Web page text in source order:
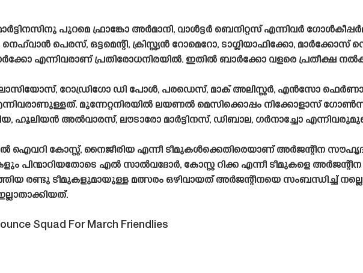
പുറമെ ഫ്രാങ്കോ അർമാനി, വാൾട്ടർ ബെനിറ്റസ് എന്നിവർ
പെരസ്, ഒട്ടമെന്റി, ക്രിസ്റ്റ്യൻ റോമെറോ, ടാഗ്ലിയാഫിക്കോ,
എന്നിവരാണ് പ്രതിരോധനിരയിൽ. ഇതിൽ ബാർക്കോ വളരെ പ്രതീക്ഷ
റോഡ്രിഗോ ഡി പോൾ, പരഡെസ്, മാക് അലിസ്റ്റർ, എൻസോ
മുന്നേറ്റനിരയിൽ ലയണൽ മെസിക്കൊപ്പം നിക്കോളാസ്
ഹൂലിയൻ അൽവാരസ്, ലൗടാരോ മാർട്ടിനസ്, ഡിബാല, ഗർനാച്ചോ
ഐവറി കോസ്റ്റ്, നൈജീരിയ എന്നീ ടീമുകൾക്കെതിരെയാണ് അർജന്റീന
പിന്മാറിയതോടെ എൽ സാൽവദോർ, കോസ്റ്റ റിക്ക എന്നീ ടീമുകളെ അർജന്റീന
രണ്ടു ടീമുകളുമായുള്ള മത്സരം ഒഴിവായത് അർജന്റീനയെ സംബന്ധിച്ച്
Squad For March Friendlies